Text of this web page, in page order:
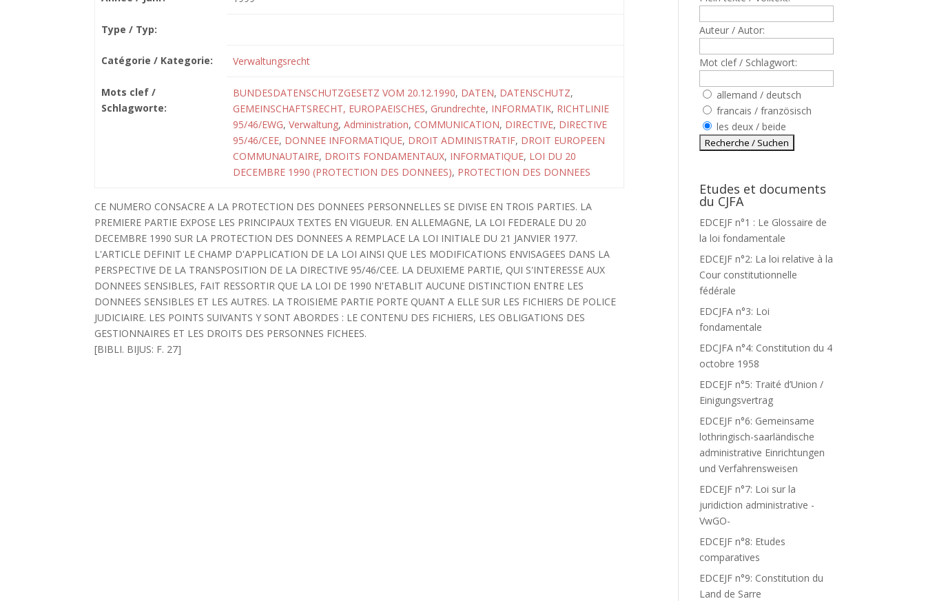
Type / Typ:
Catégorie / Kategorie: Verwaltungsrecht
Mots clef /
Schlagworte:
BUNDESDATENSCHUTZGESETZ VOM 20.12.1990, DATEN, DATENSCHUTZ,
GEMEINSCHAFTSRECHT, EUROPAEISCHES, Grundrechte, INFORMATIK, RICHTLINIE
95/46/EWG, Verwaltung, Administration, COMMUNICATION, DIRECTIVE, DIRECTIVE
95/46/CEE, DONNEE INFORMATIQUE, DROIT ADMINISTRATIF, DROIT EUROPEEN
COMMUNAUTAIRE, DROITS FONDAMENTAUX, INFORMATIQUE, LOI DU 20
DECEMBRE 1990 (PROTECTION DES DONNEES), PROTECTION DES DONNEES
CE NUMERO CONSACRE A LA PROTECTION DES DONNEES PERSONNELLES SE DIVISE EN TROIS PARTIES. LA
PREMIERE PARTIE EXPOSE LES PRINCIPAUX TEXTES EN VIGUEUR. EN ALLEMAGNE, LA LOI FEDERALE DU 20
DECEMBRE 1990 SUR LA PROTECTION DES DONNEES A REMPLACE LA LOI INITIALE DU 21 JANVIER 1977.
L'ARTICLE DEFINIT LE CHAMP D'APPLICATION DE LA LOI AINSI QUE LES MODIFICATIONS ENVISAGEES DANS LA
PERSPECTIVE DE LA TRANSPOSITION DE LA DIRECTIVE 95/46/CEE. LA DEUXIEME PARTIE, QUI S'INTERESSE AUX
DONNEES SENSIBLES, FAIT RESSORTIR QUE LA LOI DE 1990 N'ETABLIT AUCUNE DISTINCTION ENTRE LES
DONNEES SENSIBLES ET LES AUTRES. LA TROISIEME PARTIE PORTE QUANT A ELLE SUR LES FICHIERS DE POLICE
JUDICIAIRE. LES POINTS SUIVANTS Y SONT ABORDES : LE CONTENU DES FICHIERS, LES OBLIGATIONS DES
GESTIONNAIRES ET LES DROITS DES PERSONNES FICHEES.
[BIBLI. BIJUS: F. 27]
Auteur / Autor:
Mot clef / Schlagwort:
allemand / deutsch
francais / französisch
les deux / beide
Etudes et documents
du CJFA
EDCEJF n°1 : Le Glossaire de
la loi fondamentale
EDCEJF n°2: La loi relative à la
Cour constitutionnelle
fédérale
EDCJFA n°3: Loi
fondamentale
EDCJFA n°4: Constitution du 4
octobre 1958
EDCEJF n°5: Traité d’Union /
Einigungsvertrag
EDCEJF n°6: Gemeinsame
lothringisch-saarländische
administrative Einrichtungen
und Verfahrensweisen
EDCEJF n°7: Loi sur la
juridiction administrative -
VwGO-
EDCEJF n°8: Etudes
comparatives
EDCEJF n°9: Constitution du
Land de Sarre